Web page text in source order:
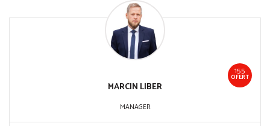
155
OFERT
MARCIN LIBER
MANAGER